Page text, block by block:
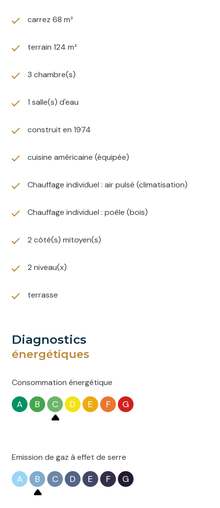
carrez 68 m²
terrain 124 m²
3 chambre(s)
1 salle(s) d'eau
construit en 1974
cuisine américaine (équipée)
Chauffage individuel : air pulsé (climatisation)
Chauffage individuel : poêle (bois)
2 côté(s) mitoyen(s)
2 niveau(x)
terrasse
diagnostics
énergétiques
Consommation énergétique
A B C D E F G
Emission de gaz à effet de serre
A B C D E F G